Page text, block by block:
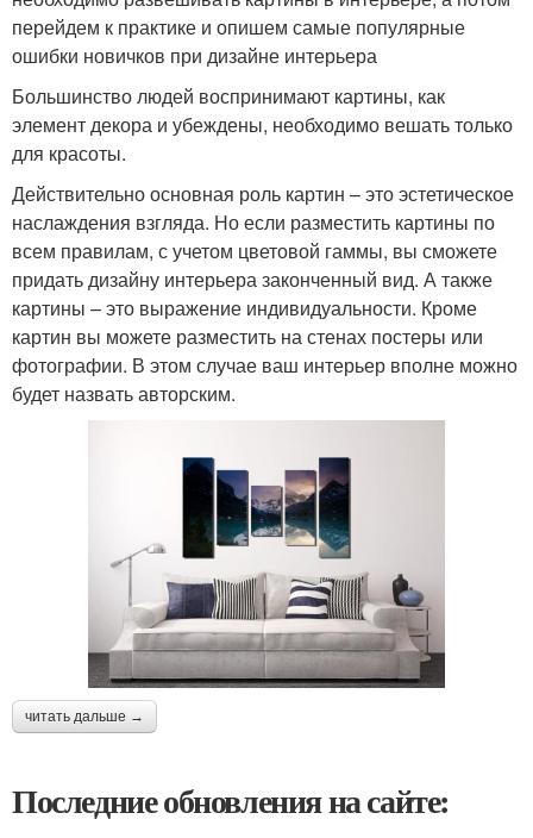
перейдем к практике и опишем самые популярные
ошибки новичков при дизайне интерьера
Большинство людей воспринимают картины, как
элемент декора и убеждены, необходимо вешать только
для красоты.
Действительно основная роль картин – это эстетическое
наслаждения взгляда. Но если разместить картины по
всем правилам, с учетом цветовой гаммы, вы сможете
придать дизайну интерьера законченный вид. А также
картины – это выражение индивидуальности. Кроме
картин вы можете разместить на стенах постеры или
фотографии. В этом случае ваш интерьер вполне можно
будет назвать авторским.
читать дальше →
Последние обновления на сайте: